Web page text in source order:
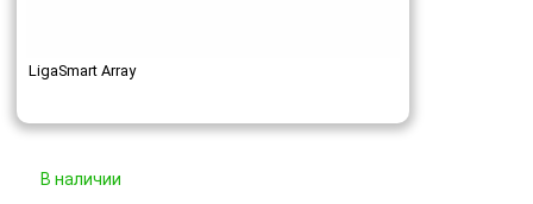
LigaSmart Array
В наличии